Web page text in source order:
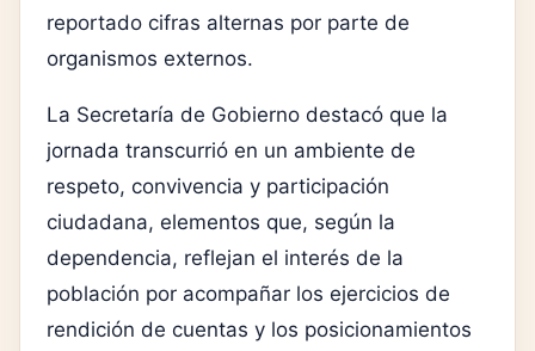
reportado cifras alternas por parte de
organismos externos.
La Secretaría de Gobierno destacó que la
jornada transcurrió en un ambiente de
respeto, convivencia y participación
ciudadana, elementos que, según la
dependencia, reflejan el interés de la
población por acompañar los ejercicios de
rendición de cuentas y los posicionamientos